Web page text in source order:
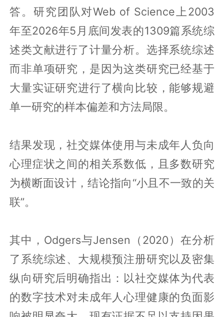
答。研究团队对Web of Science上2003
年至2026年5月底间发表的1309篇系统综
述类文献进行了计量分析。选择系统综述
而非单项研究，是因为这类研究已经基于
大量实证研究进行了横向比较，能够规避
单一研究的样本偏差和方法局限。
结果发现，社交媒体使用与未成年人负向
心理症状之间的相关系数低，且多数研究
为横断面设计，结论指向“小且不一致的关
联”。
其中，Odgers与Jensen（2020）在分析
了系统综述、大规模预注册研究以及密集
纵向研究后明确指出：以社交媒体为代表
的数字技术对未成年人心理健康的负面影